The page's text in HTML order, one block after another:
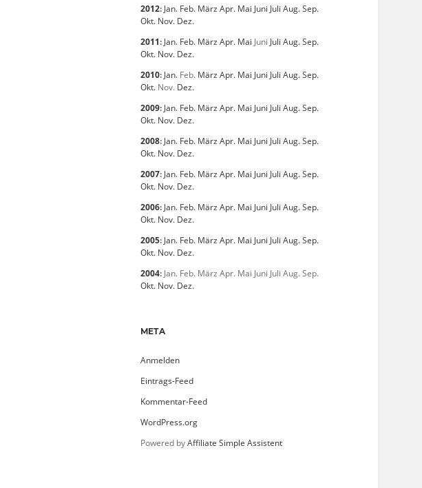
2012: Jan. Feb. März Apr. Mai Juni Juli Aug.Sep.
Okt. Nov. Dez.
2011: Jan. Feb. März Apr. Mai Juni Juli Aug.Sep.
Okt. Nov. Dez.
2010: Jan. Feb. März Apr. Mai Juni Juli Aug.Sep.
Okt. Nov. Dez.
2009: Jan. Feb. März Apr. Mai Juni Juli Aug.Sep.
Okt. Nov. Dez.
2008: Jan. Feb. März Apr. Mai Juni Juli Aug.Sep.
Okt. Nov. Dez.
2007: Jan. Feb. März Apr. Mai Juni Juli Aug.Sep.
Okt. Nov. Dez.
2006: Jan. Feb. März Apr. Mai Juni Juli Aug.Sep.
Okt. Nov. Dez.
2005: Jan. Feb. März Apr. Mai Juni Juli Aug.Sep.
Okt. Nov. Dez.
2004: Jan. Feb. März Apr. Mai Juni Juli Aug.Sep.
Okt. Nov. Dez.
META
Anmelden
Eintrags-Feed
Kommentar-Feed
WordPress.org
Powered byAffiliate Simple Assistent